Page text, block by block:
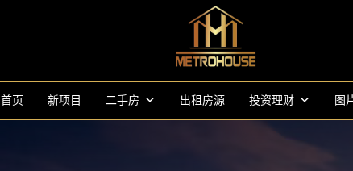
首页 新项目 二手房 出租房源 投资理财 图